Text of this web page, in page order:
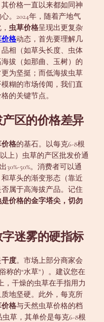
价格一直以来都如同神
。2024年，随着产地气
虫草价格呈现出更复杂
价格动态，首先要理解几
相（如草头长度、虫体
拔（如那曲、玉树）的
为坚挺；而低海拔虫草
糊的市场传闻，我们直
的关键节点。
区的价格差异
格的基石。以每克6-8根
上）虫草的产区批发价通
50%。消费者可以通
草头的渐变形态（靠近
属于高海拔产品。记住
价格的金字塔尖，切勿
迷雾的硬指标
干度。市场上部分商家会
称的“水草”）。建议您在
，干燥的虫草在手指用力
地坚硬。此外，每克所
价格与天然虫草价格的档
草，其单价是每克6-8根